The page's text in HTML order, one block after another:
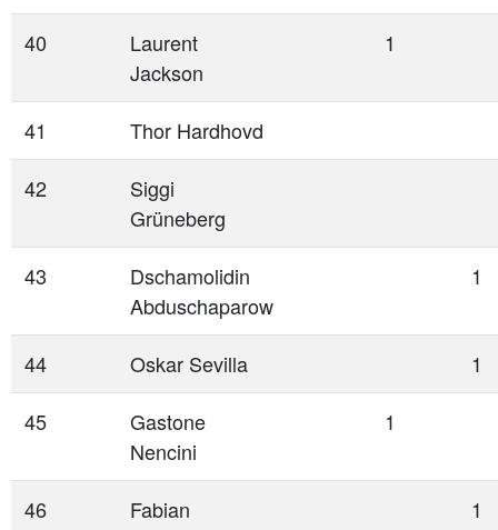
40
Laurent
Jackson
1
41
Thor Hardhovd
42
Siggi
Grüneberg
43
Dschamolidin
Abduschaparow
1
44 Oskar Sevilla
1
45
Gastone
Nencini
1
46
Fabian
1